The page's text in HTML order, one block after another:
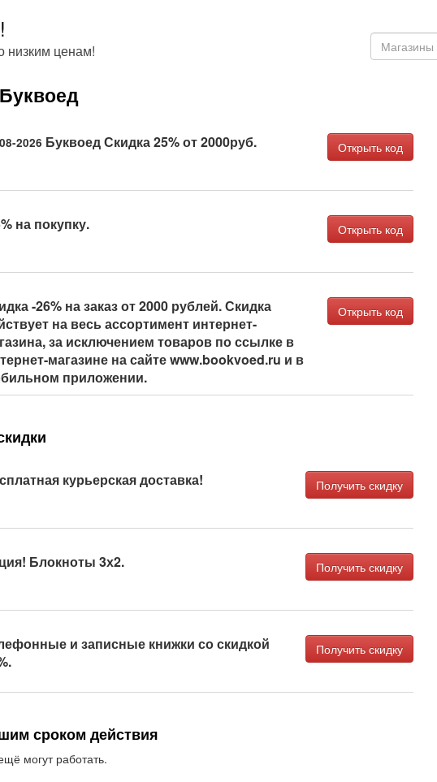
низким ценам!
2026 Буквоед Скидка 25% от 2000руб. Открыть код
на покупку. Открыть код
-26% на заказ от 2000 рублей. Скидка
на весь ассортимент интернет-
за исключением товаров по ссылке в
магазине на сайте www.bookvoed.ru и в
приложении.
Открыть код
курьерская доставка! Получить скидку
Блокноты 3х2. Получить скидку
и записные книжки со скидкой
Получить скидку
сроком действия
могут работать.